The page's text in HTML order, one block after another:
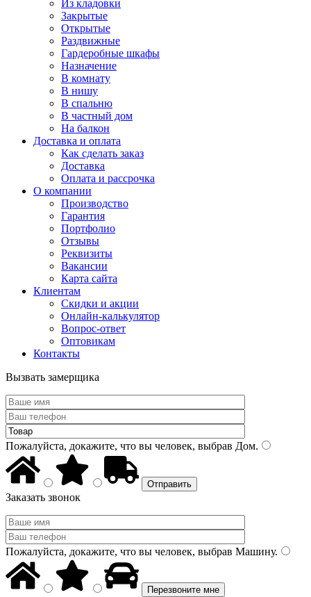
Из кладовки
Закрытые
Открытые
Раздвижные
Гардеробные шкафы
Назначение
В комнату
В нишу
В спальню
В частный дом
На балкон
Доставка и оплата
Как сделать заказ
Доставка
Оплата и рассрочка
О компании
Производство
Гарантия
Портфолио
Отзывы
Реквизиты
Вакансии
Карта сайта
Клиентам
Скидки и акции
Онлайн-калькулятор
Вопрос-ответ
Оптовикам
Контакты
Вызвать замерщика
Пожалуйста, докажите, что вы человек, выбрав Дом.
Заказать звонок
Пожалуйста, докажите, что вы человек, выбрав Машину.